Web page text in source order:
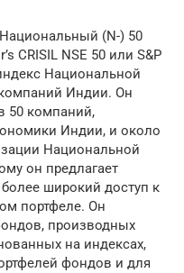
(N-) 50
CRISIL NSE 50 или S&P
Национальной
Индии. Он
50 компаний,
Индии, и около
Национальной
он предлагает
широкий доступ к
портфеле. Он
производных
на индексах,
фондов и для